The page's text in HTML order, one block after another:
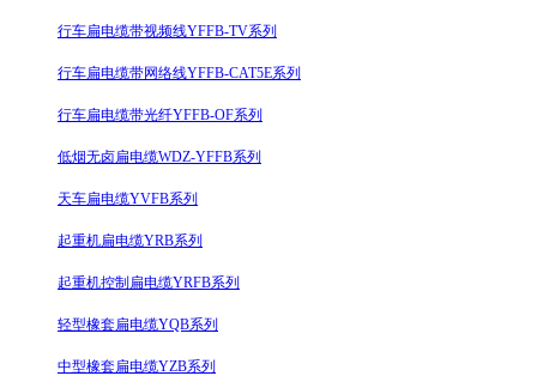
行车扁电缆带视频线YFFB-TV系列
行车扁电缆带网络线YFFB-CAT5E系列
行车扁电缆带光纤YFFB-OF系列
低烟无卤扁电缆WDZ-YFFB系列
天车扁电缆YVFB系列
起重机扁电缆YRB系列
起重机控制扁电缆YRFB系列
轻型橡套扁电缆YQB系列
中型橡套扁电缆YZB系列